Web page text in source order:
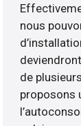
nous
de
proposons